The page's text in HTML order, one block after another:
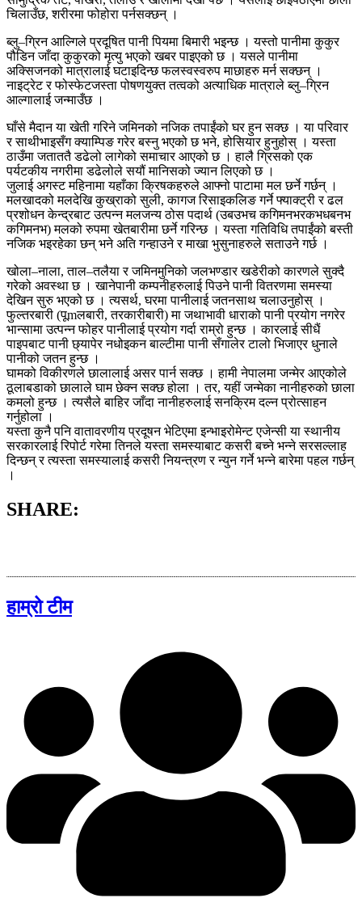
चिलाउँछ, शरीरमा फोहोरा पर्नसक्छन् ।
ब्लु–ग्रिन आल्गिले प्रदूषित पानी पियमा बिमारी भइन्छ । यस्तो पानीमा कुकुर
पौडिन जाँदा कुकुरको मृत्यु भएको खबर पाइएको छ । यसले पानीमा
अक्सिजनको मात्रालाई घटाइदिन्छ फलस्वस्वरुप माछाहरु मर्न सक्छन् ।
नाइट्रेट र फोस्फेटजस्ता पोषणयुक्त तत्वको अत्याधिक मात्राले ब्लु–ग्रिन
आल्गालाई जन्माउँछ ।
घाँसे मैदान या खेती गरिने जमिनको नजिक तपाईंको घर हुन सक्छ । या परिवार
र साथीभाइसँग क्याम्पिङ गरेर बस्नु भएको छ भने, होसियार हुनुहोस् । यस्ता
ठाउँमा जताततै डढेलो लागेको समाचार आएको छ । हालै ग्रिसको एक
पर्यटकीय नगरीमा डढेलोले सयौं मानिसको ज्यान लिएको छ ।
जुलाई अगस्ट महिनामा यहाँका क्रिषकहरुले आफ्नो पाटामा मल छर्ने गर्छन् ।
मलखादको मलदेखि कुख्राको सुली, कागज रिसाइकलिङ गर्ने फ्याक्ट्री र ढल
प्रशोधन केन्द्रबाट उत्पन्न मलजन्य ठोस पदार्थ (उबउभच कगिमनभरकभधबनभ
कगिमनभ) मलको रुपमा खेतबारीमा छर्ने गरिन्छ । यस्ता गतिविधि तपाईंको बस्ती
नजिक भइरहेका छन् भने अति गन्हाउने र माखा भुसुनाहरुले सताउने गर्छ ।
खोला–नाला, ताल–तलैया र जमिनमुनिको जलभण्डार खडेरीको कारणले सुक्दै
गरेको अवस्था छ । खानेपानी कम्पनीहरुलाई पिउने पानी वितरणमा समस्या
देखिन सुरु भएको छ । त्यसर्थ, घरमा पानीलाई जतनसाथ चलाउनुहोस् ।
फुल्तरबारी (पूmलबारी, तरकारीबारी) मा जथाभावी धाराको पानी प्रयोग नगरेर
भान्सामा उत्पन्न फोहर पानीलाई प्रयोग गर्दा राम्रो हुन्छ । कारलाई सीधैं
पाइपबाट पानी छ्यापेर नधोइकन बाल्टीमा पानी सँगालेर टालो भिजाएर धुनाले
पानीको जतन हुन्छ ।
घामको विकीरणले छालालाई असर पार्न सक्छ । हामी नेपालमा जन्मेर आएकोले
ठूलाबडाको छालाले घाम छेक्न सक्छ होला । तर, यहीं जन्मेका नानीहरुको छाला
कमलो हुन्छ । त्यसैले बाहिर जाँदा नानीहरुलाई सनक्रिम दल्न प्रोत्साहन
गर्नुहोला ।
यस्ता कुनै पनि वातावरणीय प्रदूषन भेटिएमा इन्भाइरोमेन्ट एजेन्सी या स्थानीय
सरकारलाई रिपोर्ट गरेमा तिनले यस्ता समस्याबाट कसरी बच्ने भन्ने सरसल्लाह
दिन्छन् र त्यस्ता समस्यालाई कसरी नियन्त्रण र न्युन गर्ने भन्ने बारेमा पहल गर्छन्
।
SHARE:
हाम्रो टीम